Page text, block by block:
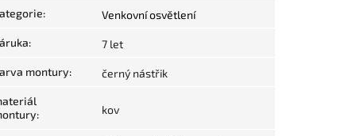
: Venkovní osvětlení
: 7 let
montury: černý nástřik
: kov